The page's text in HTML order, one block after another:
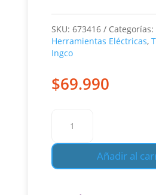
SKU: 673416 Categorías:
Herramientas Eléctricas,
Ingco
$69.990
Atornillador
2
1,5ah
Añadir al